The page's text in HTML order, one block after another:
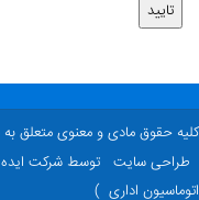
حقوق مادی و معنوی متعلق به
سایت توسط شرکت ایده آل
اداری )